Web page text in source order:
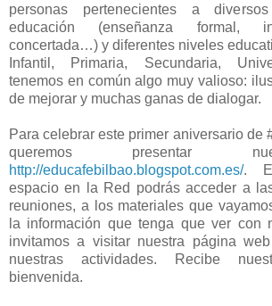
personas pertenecientes a
educación (enseñanza formal,
concertada…) y diferentes niveles
Infantil, Primaria, Secundaria,
tenemos en común algo muy valioso:
de mejorar y muchas ganas de dialogar.
Para celebrar este primer aniversario de
queremos presentar
http://educafebilbao.blogspot.com.es/.
espacio en la Red podrás acceder a
reuniones, a los materiales que
la información que tenga que ver con
invitamos a visitar nuestra página
nuestras actividades. Recibe
bienvenida.